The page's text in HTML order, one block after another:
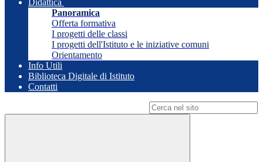
Didattica
Panoramica
Offerta formativa
I progetti delle classi
I progetti dell'Istituto e le iniziative comuni
Orientamento
Info Utili
Biblioteca Digitale di Istituto
Contatti